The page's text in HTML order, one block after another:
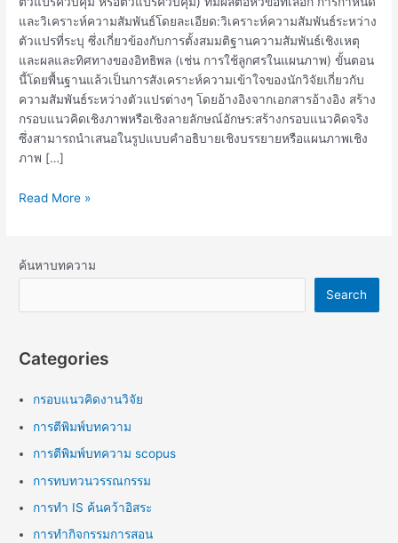
และวิเคราะห์ความสัมพันธ์โดยละเอียด:วิเคราะห์ความสัมพันธ์ระหว่าง
ตัวแปรที่ระบุ ซึ่งเกี่ยวข้องกับการตั้งสมมติฐานความสัมพันธ์เชิงเหตุ
และผลและทิศทางของอิทธิพล (เช่น การใช้ลูกศรในแผนภาพ) ขั้นตอน
นี้โดยพื้นฐานแล้วเป็นการสังเคราะห์ความเข้าใจของนักวิจัยเกี่ยวกับ
ความสัมพันธ์ระหว่างตัวแปรต่างๆ โดยอ้างอิงจากเอกสารอ้างอิง สร้าง
กรอบแนวคิดเชิงภาพหรือเชิงลายลักษณ์อักษร:สร้างกรอบแนวคิดจริง
ซึ่งสามารถนำเสนอในรูปแบบคำอธิบายเชิงบรรยายหรือแผนภาพเชิง
ภาพ […]
Read More »
ค้นหาบทความ
Search
Categories
กรอบแนวคิดงานวิจัย
การตีพิมพ์บทความ
การตีพิมพ์บทความ scopus
การทบทวนวรรณกรรม
การทำ IS ค้นคว้าอิสระ
การทำกิจกรรมการสอน